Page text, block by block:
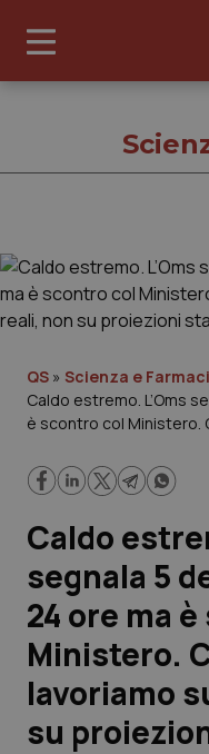
Cronache
Governo e
Regioni e Asl
Lavoro e Professioni
Scienza e Farmaci
Studi e Analisi
Lettere al direttore
Edizioni Regionali
QS » Scienza e Farmaci
Caldo estremo. L’Oms
è scontro col Ministero.
Caldo
segnala 5
24 ore ma
Ministero.
lavoriamo
su